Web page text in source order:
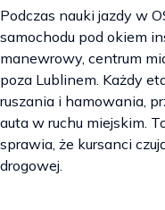
Podczas nauki jazdy w
samochodu pod okiem
manewrowy, centrum
poza Lublinem. Każdy
ruszania i hamowania,
auta w ruchu miejskim.
sprawia, że kursanci
drogowej.